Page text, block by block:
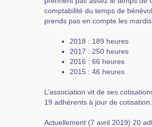
comptabilité du temps de
prends pas en compte les
2018 : 189 heures
2017 : 250 heures
2016 : 66 heures
2015 : 46 heures
L’association vit de ses
19 adhérents à jour de cotisation.
Actuellement (7 avril 2019) 20